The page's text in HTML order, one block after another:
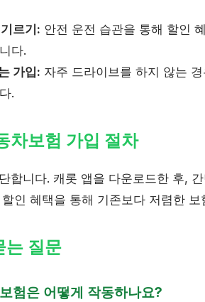
르기: 안전 운전 습관을 통해 할인
다.
가입: 자주 드라이브를 하지 않는
.
차보험 가입 절차
합니다. 캐롯 앱을 다운로드한 후,
인 혜택을 통해 기존보다 저렴한
는 질문
험은 어떻게 작동하나요?